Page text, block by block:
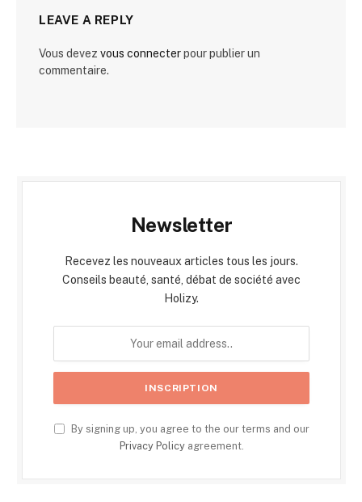
LEAVE A REPLY
Vous devez vous connecterpour publier un
commentaire.
Newsletter
Recevez les nouveaux articles tous les jours.
Conseils beauté, santé, débat de société avec
Holizy.
By signing up, you agree to the our terms and our
Privacy Policyagreement.